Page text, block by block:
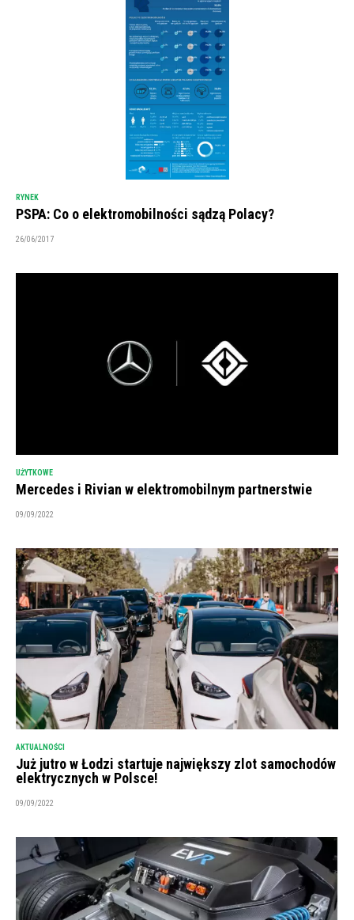
RYNEK
PSPA: Co o elektromobilności sądzą Polacy?
26/06/2017
UŻYTKOWE
Mercedes i Rivian w elektromobilnym partnerstwie
09/09/2022
AKTUALNOŚCI
Już jutro w Łodzi startuje największy zlot samochodów
elektrycznych w Polsce!
09/09/2022